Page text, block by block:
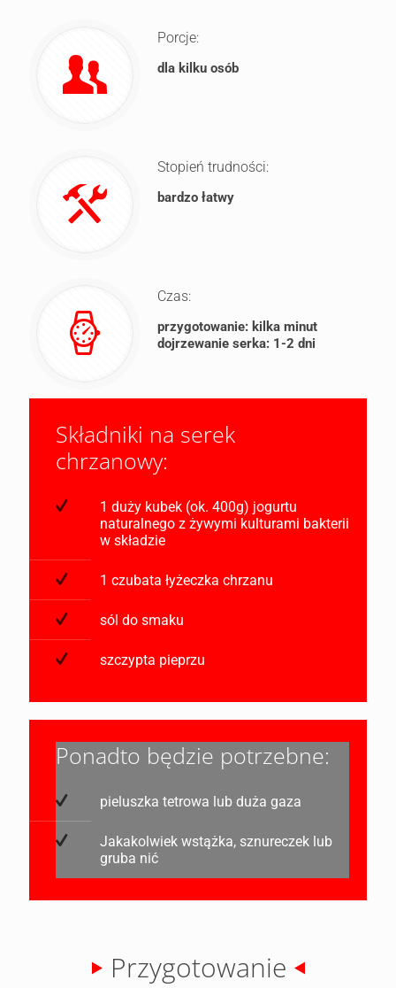
Porcje:
dla kilku osób
Stopień trudności:
bardzo łatwy
Czas:
przygotowanie: kilka minut
dojrzewanie serka: 1-2 dni
Składniki na serek
chrzanowy:
1 duży kubek (ok. 400g) jogurtu
naturalnego z żywymi kulturami bakterii
w składzie
1 czubata łyżeczka chrzanu
sól do smaku
szczypta pieprzu
Ponadto będzie potrzebne:
pieluszka tetrowa lub duża gaza
Jakakolwiek wstążka, sznureczek lub
gruba nić
Przygotowanie